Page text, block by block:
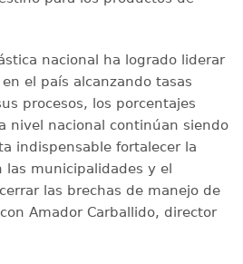
nacional ha logrado liderar
el país alcanzando tasas
procesos, los porcentajes
nivel nacional continúan siendo
indispensable fortalecer la
las municipalidades y el
las brechas de manejo de
Amador Carballido, director